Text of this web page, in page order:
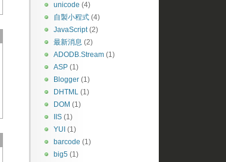
unicode (4)
自製小程式 (4)
JavaScript (2)
最新消息 (2)
ADODB.Stream (1)
ASP (1)
Blogger (1)
DHTML (1)
DOM (1)
IIS (1)
YUI (1)
barcode (1)
big5 (1)